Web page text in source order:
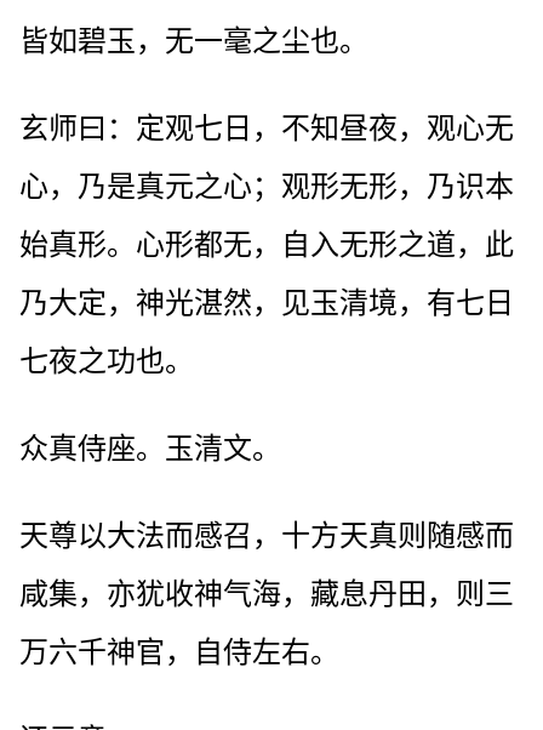
皆如碧玉，无一毫之尘也。
玄师曰：定观七日，不知昼夜，观心无
心，乃是真元之心；观形无形，乃识本
始真形。心形都无，自入无形之道，此
乃大定，神光湛然，见玉清境，有七日
七夜之功也。
众真侍座。玉清文。
天尊以大法而感召，十方天真则随感而
咸集，亦犹收神气海，藏息丹田，则三
万六千神官，自侍左右。